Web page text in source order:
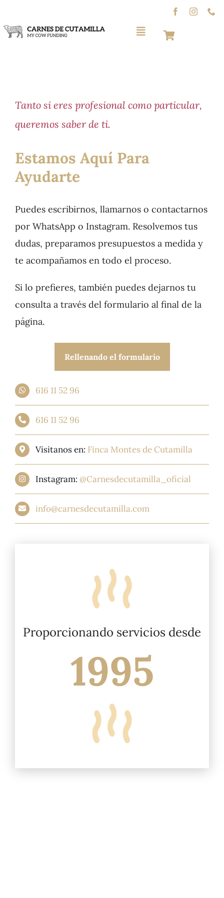
to
content
Toggle
News/Recetas
Contacto
Tienda
Tanto si eres profesional como particular,
queremos saber de ti.
Estamos Aquí Para
Ayudarte
Puedes escribirnos, llamarnos o contactarnos
por WhatsApp o Instagram. Resolvemos tus
dudas, preparamos presupuestos a medida y
te acompañamos en todo el proceso.
Si lo prefieres, también puedes dejarnos tu
consulta a través del formulario al final de la
página.
Rellenando el formulario
616 11 52 96
616 11 52 96
Visitanos en: Finca Montes de Cutamilla
Instagram: @Carnesdecutamilla_oficial
info@carnesdecutamilla.com
Proporcionando servicios desde
1995